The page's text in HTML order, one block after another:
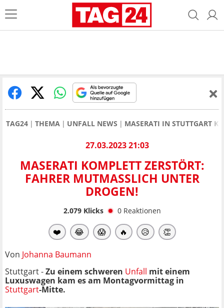
TAG24 THEMA UNFALL NEWS MASERATI IN STUTTGART
27.03.2023 21:03
MASERATI KOMPLETT ZERSTÖRT:
FAHRER MUTMASSLICH UNTER D
ROGEN!
2.079Klicks 0 Reaktionen
❤️ 😂 😱 🔥 😥 👏
Von Johanna Baumann
Stuttgart -Zu einem schweren Unfall mit einem
Luxuswagen kam es am Montagvormittag in
Stuttgart-Mitte.